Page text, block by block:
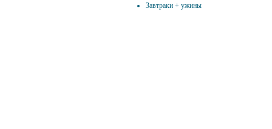
Завтраки + ужины